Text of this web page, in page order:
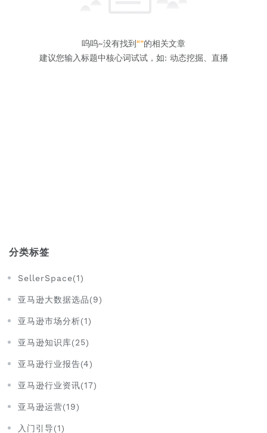
呜呜~没有找到 “”的相关文章
建议您输入标题中核心词试试，如: 动态挖掘、直播
分类标签
SellerSpace(1)
亚马逊大数据选品(9)
亚马逊市场分析(1)
亚马逊知识库(25)
亚马逊行业报告(4)
亚马逊行业资讯(17)
亚马逊运营(19)
入门引导(1)